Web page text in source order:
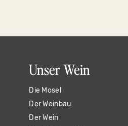
Unser Wein
Die Mosel
Der Weinbau
Der Wein